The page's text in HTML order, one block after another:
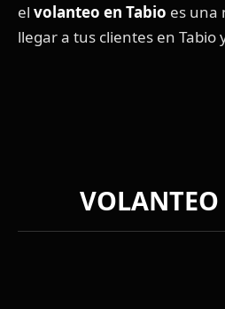
el volanteo en Tabio es una
llegar a tus clientes en Tabio
VOLANTEO